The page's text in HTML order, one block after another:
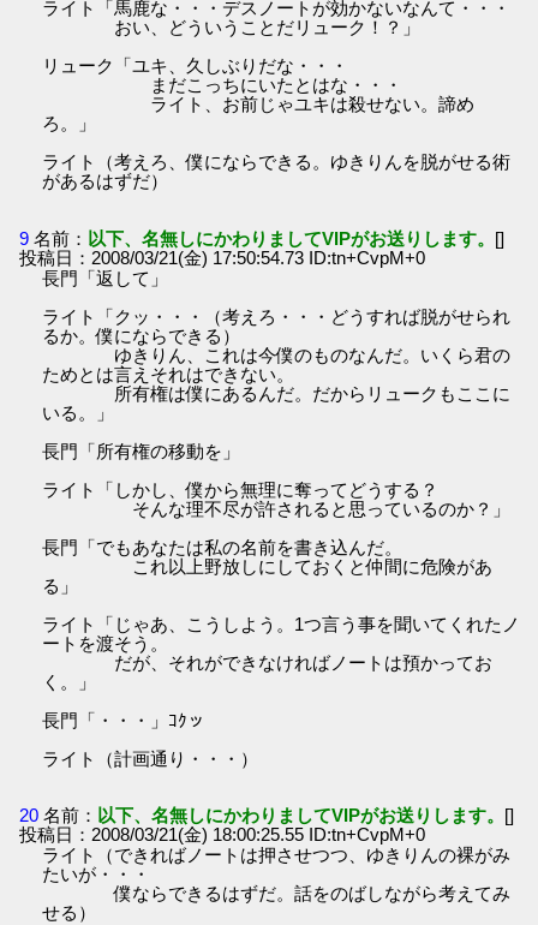
ライト「馬鹿な・・・デスノートが効かないなんて・・・
おい、どういうことだリューク！？」
リューク「ユキ、久しぶりだな・・・
まだこっちにいたとはな・・・
ライト、お前じゃユキは殺せない。諦め
ろ。」
ライト（考えろ、僕にならできる。ゆきりんを脱がせる術
があるはずだ）
9 名前： 以下、名無しにかわりましてVIPがお送りします。 []
投稿日：2008/03/21(金) 17:50:54.73 ID:tn+CvpM+0
長門「返して」
ライト「クッ・・・（考えろ・・・どうすれば脱がせられ
るか。僕にならできる）
ゆきりん、これは今僕のものなんだ。いくら君の
ためとは言えそれはできない。
所有権は僕にあるんだ。だからリュークもここに
いる。」
長門「所有権の移動を」
ライト「しかし、僕から無理に奪ってどうする？
そんな理不尽が許されると思っているのか？」
長門「でもあなたは私の名前を書き込んだ。
これ以上野放しにしておくと仲間に危険があ
る」
ライト「じゃあ、こうしよう。1つ言う事を聞いてくれたノ
ートを渡そう。
だが、それができなければノートは預かってお
く。」
長門「・・・」ｺｸッ
ライト（計画通り・・・）
20 名前： 以下、名無しにかわりましてVIPがお送りします。 []
投稿日：2008/03/21(金) 18:00:25.55 ID:tn+CvpM+0
ライト（できればノートは押させつつ、ゆきりんの裸がみ
たいが・・・
僕ならできるはずだ。話をのばしながら考えてみ
せる）